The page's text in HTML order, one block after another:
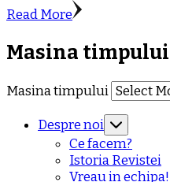
Read More
Masina timpului
Masina timpului
Despre noi
Ce facem?
Istoria Revistei
Vreau in echipa!